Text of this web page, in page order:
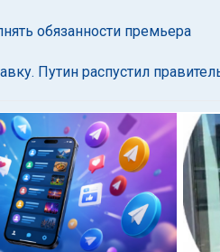
обязанности премьера
Путин распустил